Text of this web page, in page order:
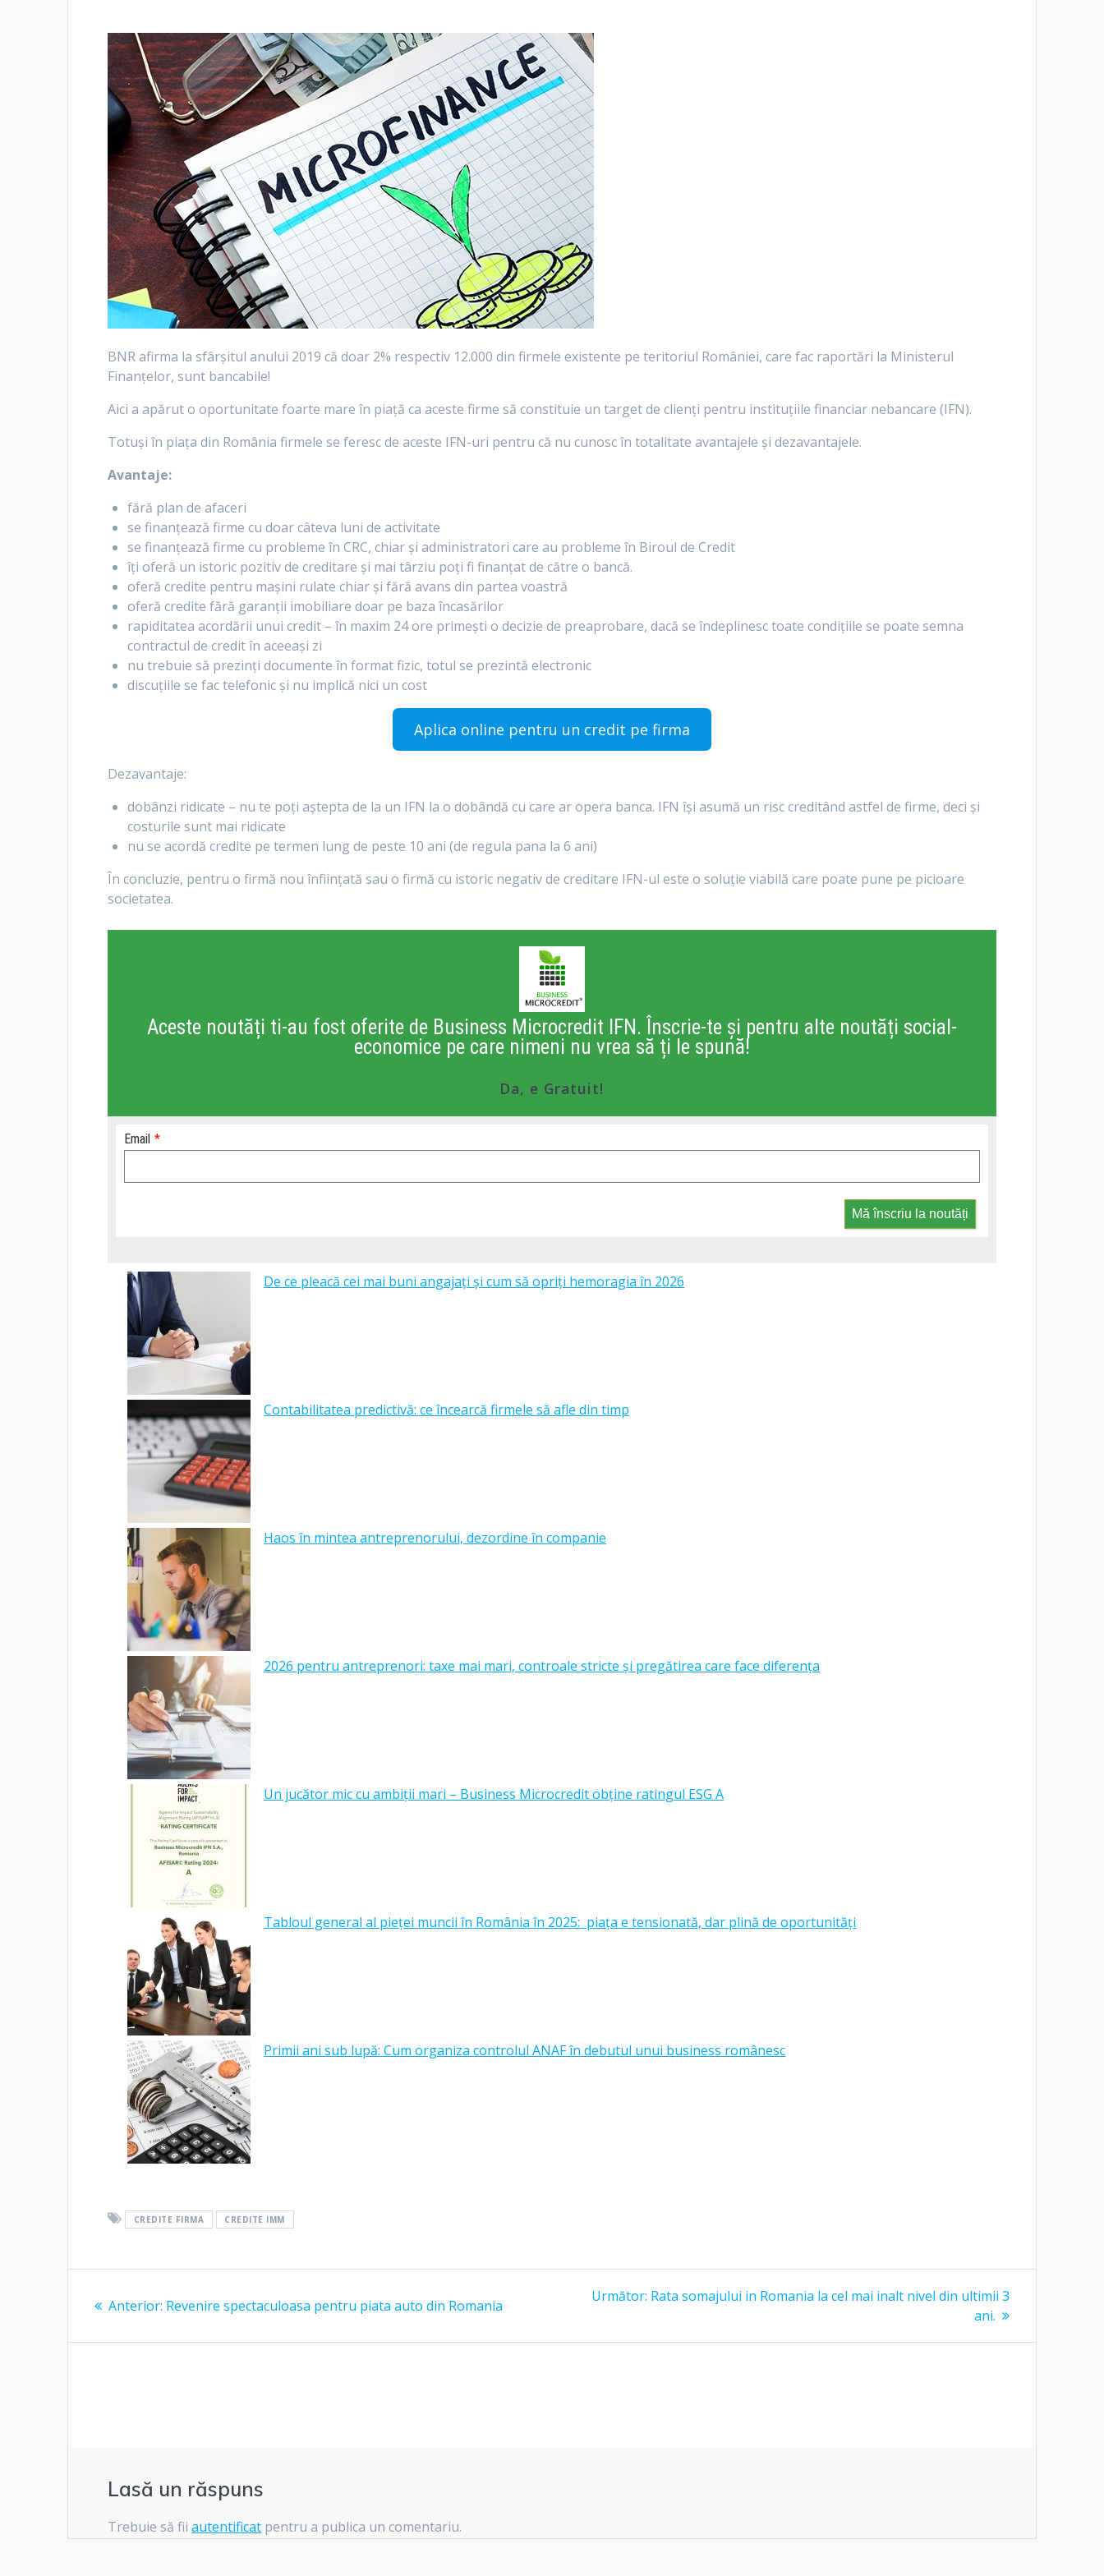
BNR afirma la sfârșitul anului 2019 că doar 2% respectiv 12.000 din firmele existente pe teritoriul României, care fac raportări la Ministerul
Finanțelor, sunt bancabile!
Aici a apărut o oportunitate foarte mare în piață ca aceste firme să constituie un target de clienți pentru instituțiile financiar nebancare (IFN).
Totuși în piața din România firmele se feresc de aceste IFN-uri pentru că nu cunosc în totalitate avantajele și dezavantajele.
Avantaje:
fără plan de afaceri
se finanțează firme cu doar câteva luni de activitate
se finanțează firme cu probleme în CRC, chiar și administratori care au probleme în Biroul de Credit
îți oferă un istoric pozitiv de creditare și mai târziu poți fi finanțat de către o bancă.
oferă credite pentru mașini rulate chiar și fără avans din partea voastră
oferă credite fără garanții imobiliare doar pe baza încasărilor
rapiditatea acordării unui credit – în maxim 24 ore primești o decizie de preaprobare, dacă se îndeplinesc toate condițiile se poate semna
contractul de credit în aceeași zi
nu trebuie să prezinți documente în format fizic, totul se prezintă electronic
discuțiile se fac telefonic și nu implică nici un cost
Aplica online pentru un credit pe firma
Dezavantaje:
dobânzi ridicate – nu te poți aștepta de la un IFN la o dobândă cu care ar opera banca. IFN își asumă un risc creditând astfel de firme, deci și
costurile sunt mai ridicate
nu se acordă credite pe termen lung de peste 10 ani (de regula pana la 6 ani)
În concluzie, pentru o firmă nou înființată sau o firmă cu istoric negativ de creditare IFN-ul este o soluție viabilă care poate pune pe picioare
societatea.
Aceste noutăți ti-au fost oferite de Business Microcredit IFN. Înscrie-te și pentru alte noutăți social-
economice pe care nimeni nu vrea să ți le spună!
Da, e Gratuit!
Email *
Mă înscriu la noutăți
De ce pleacă cei mai buni angajați și cum să opriți hemoragia în 2026
Contabilitatea predictivă: ce încearcă firmele să afle din timp
Haos în mintea antreprenorului, dezordine în companie
2026 pentru antreprenori: taxe mai mari, controale stricte și pregătirea care face diferența
Un jucător mic cu ambiții mari – Business Microcredit obține ratingul ESG A
Tabloul general al pieței muncii în România în 2025: piața e tensionată, dar plină de oportunități
Primii ani sub lupă: Cum organiza controlul ANAF în debutul unui business românesc
CREDITE FIRMA CREDITE IMM
Anterior: Articolul
Revenire spectaculoasa pentru piata auto din Romania
Următor: Articolul
Rata somajului in Romania la cel mai inalt nivel din ultimii 3
ani.
Lasă un răspuns
Trebuie să fiiautentificat pentru a publica un comentariu.